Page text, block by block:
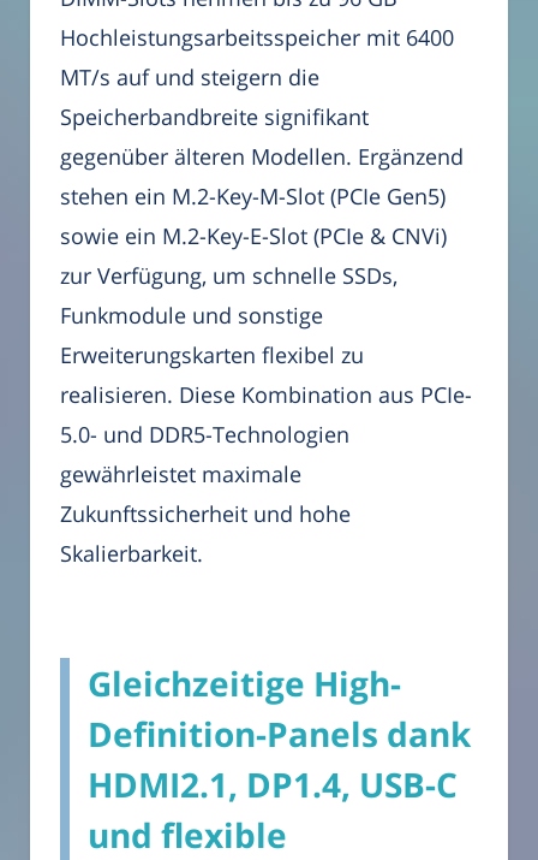
Hochleistungsarbeitsspeicher mit 6400
MT/s auf und steigern die
Speicherbandbreite signifikant
gegenüber älteren Modellen. Ergänzend
stehen ein M.2-Key-M-Slot (PCIe Gen5)
sowie ein M.2-Key-E-Slot (PCIe & CNVi)
zur Verfügung, um schnelle SSDs,
Funkmodule und sonstige
Erweiterungskarten flexibel zu
realisieren. Diese Kombination aus PCIe-
5.0- und DDR5-Technologien
gewährleistet maximale
Zukunftssicherheit und hohe
Skalierbarkeit.
Gleichzeitige High-
Definition-Panels dank
HDMI2.1, DP1.4, USB-C
und flexible